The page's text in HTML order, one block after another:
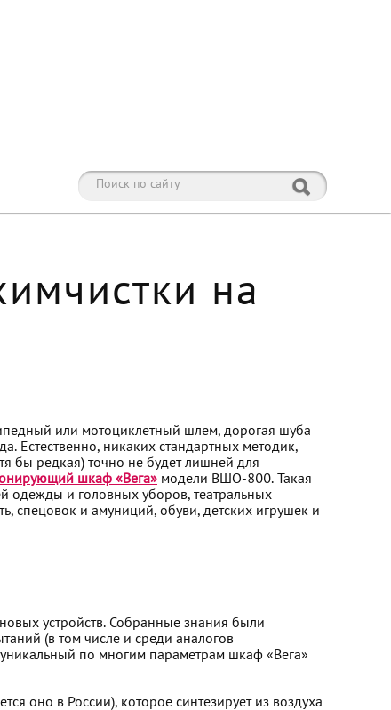
на
или мотоциклетный шлем, дорогая шуба
Естественно, никаких стандартных методик,
бы редкая) точно не будет лишней для
шкаф «Вега» модели ВШО-800. Такая
одежды и головных уборов, театральных
спецовок и амуниций, обуви, детских игрушек и
устройств. Собранные знания были
(в том числе и среди аналогов
по многим параметрам шкаф «Вега»
оно в России), которое синтезирует из воздуха